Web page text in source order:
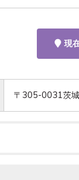
現
〒305-0031茨